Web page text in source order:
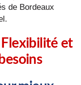
de Bordeaux
Flexibilité et